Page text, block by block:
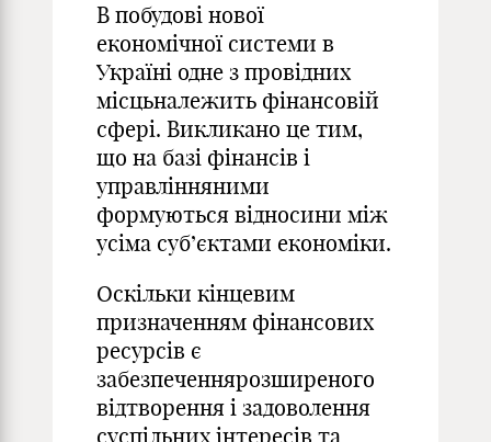
В побудові нової
економічної системи в
Україні одне з провідних
місцьналежить фінансовій
сфері. Викликано це тим,
що на базі фінансів і
управлінняними
формуються відносини між
усіма суб’єктами економіки.
Оскільки кінцевим
призначенням фінансових
ресурсів є
забезпеченнярозширеного
відтворення і задоволення
суспільних інтересів та